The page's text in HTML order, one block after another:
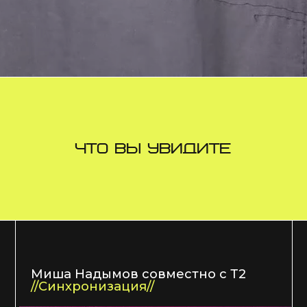
LUKÚTA (Анастасия Лукута